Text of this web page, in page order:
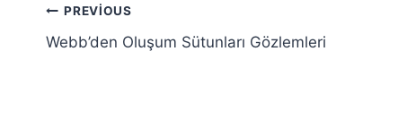
.
.
Yazı
gezinmesi
PREVIOUS
Webb’den Oluşum Sütunları Gözlemleri